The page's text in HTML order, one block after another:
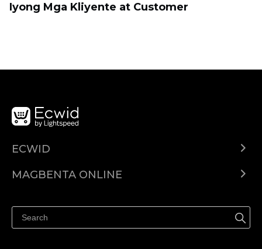
Iyong Mga Kliyente at Customer
ECWID
Help center
MAGBENTA ONLINE
Ibenta sa Facebook